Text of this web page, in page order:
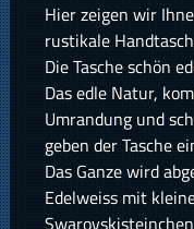
Hier zeigen wir
rustikale
Die Tasche schön
Das edle Natur,
Umrandung und
geben der Tasche
Das Ganze wird
Edelweiss mit